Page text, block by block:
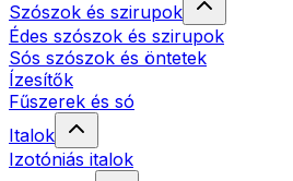
Szószok és szirupok
Édes szószok és szirupok
Sós szószok és öntetek
Ízesítők
Fűszerek és só
Italok
Izotóniás italok